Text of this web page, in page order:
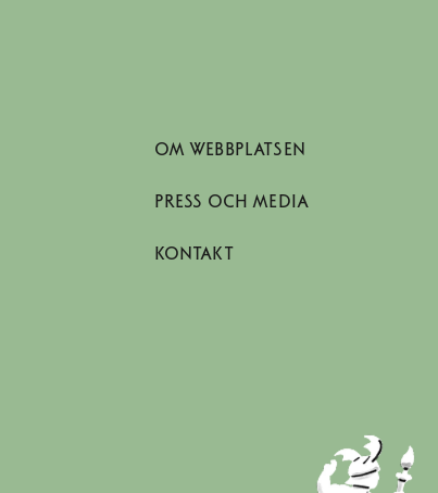
OM WEBBPLATSEN
PRESS OCH MEDIA
KONTAKT